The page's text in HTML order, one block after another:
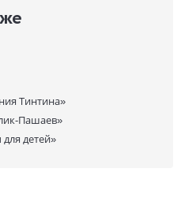
Тинтина»
Пашаев»
детей»